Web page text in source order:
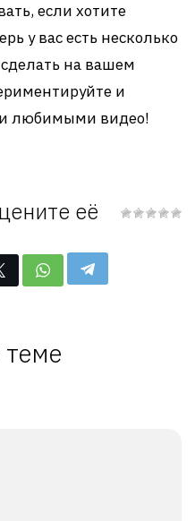
если хотите
у вас есть несколько
сделать на вашем
и
любимыми видео!
её